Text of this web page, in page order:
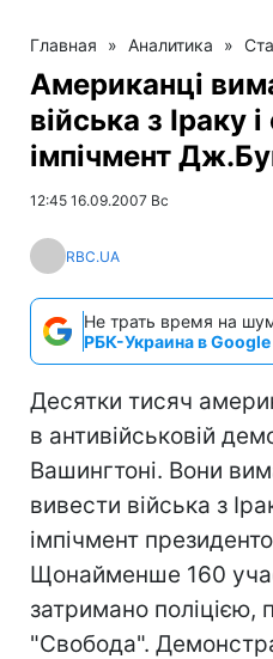
Главная » Аналитика »
Американці
війська з Іраку
імпічмент
12:45 16.09.2007 Вс
RBC.UA
Не трать время на
РБК-Украина в Google
Десятки тисяч
в антивійськовій
Вашингтоні. Вони
вивести війська з
імпічмент
Щонайменше 160
затримано поліцією,
"Свобода".